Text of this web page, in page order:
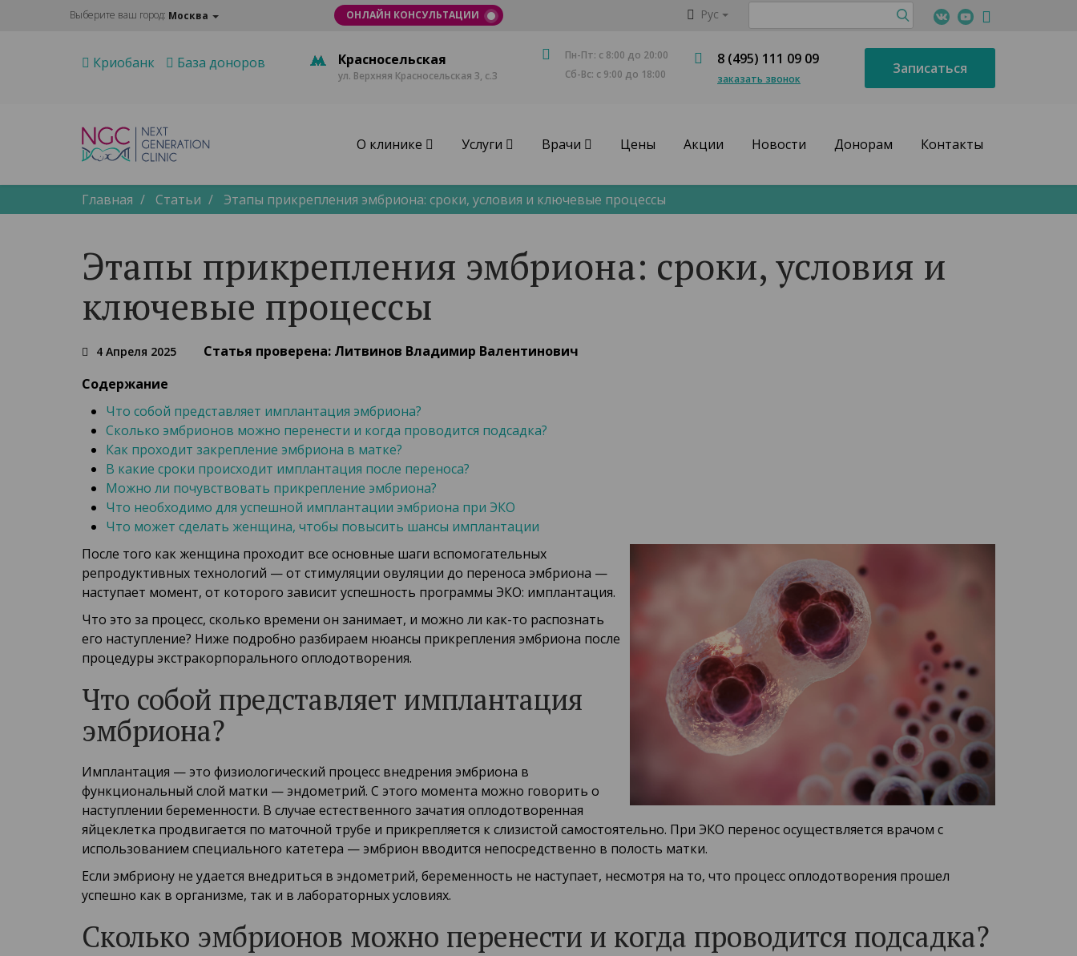
Выберите ваш город: Москва ОНЛАЙН КОНСУЛЬТАЦИИ Рус
Криобанк База доноров Красносельская
ул. Верхняя Красносельская 3, с.3
Пн-Пт: с 8:00 до 20:00
Сб-Вс: с 9:00 до 18:00
8 (495) 111 09 09
заказать звонок
Записаться
О клинике Услуги Врачи Цены Акции Новости Донорам Контакты
Главная Статьи Этапы прикрепления эмбриона: сроки, условия и ключевые процессы
Этапы прикрепления эмбриона: сроки, условия и
ключевые процессы
4 Апреля 2025 Статья проверена: Литвинов Владимир Валентинович
Содержание
Что собой представляет имплантация эмбриона?
Сколько эмбрионов можно перенести и когда проводится подсадка?
Как проходит закрепление эмбриона в матке?
В какие сроки происходит имплантация после переноса?
Можно ли почувствовать прикрепление эмбриона?
Что необходимо для успешной имплантации эмбриона при ЭКО
Что может сделать женщина, чтобы повысить шансы имплантации
После того как женщина проходит все основные шаги вспомогательных
репродуктивных технологий — от стимуляции овуляции до переноса эмбриона —
наступает момент, от которого зависит успешность программы ЭКО: имплантация.
Что это за процесс, сколько времени он занимает, и можно ли как-то распознать
его наступление? Ниже подробно разбираем нюансы прикрепления эмбриона после
процедуры экстракорпорального оплодотворения.
Что собой представляет имплантация
эмбриона?
Имплантация — это физиологический процесс внедрения эмбриона в
функциональный слой матки — эндометрий. С этого момента можно говорить о
наступлении беременности. В случае естественного зачатия оплодотворенная
яйцеклетка продвигается по маточной трубе и прикрепляется к слизистой самостоятельно. При ЭКО перенос осуществляется врачом с
использованием специального катетера — эмбрион вводится непосредственно в полость матки.
Если эмбриону не удается внедриться в эндометрий, беременность не наступает, несмотря на то, что процесс оплодотворения прошел
успешно как в организме, так и в лабораторных условиях.
Сколько эмбрионов можно перенести и когда проводится подсадка?